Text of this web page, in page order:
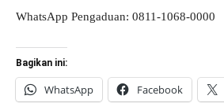
WhatsApp Pengaduan: 0811-1068-0000
Bagikan ini:
WhatsApp Facebook